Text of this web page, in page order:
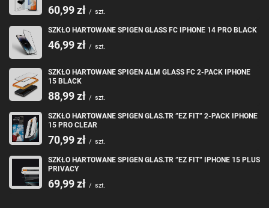
60,99 zł / szt.
SZKŁO HARTOWANE SPIGEN GLASS FC IPHONE 14 PRO BLACK
46,99 zł / szt.
SZKŁO HARTOWANE SPIGEN ALM GLASS FC 2-PACK IPHONE
15 BLACK
88,99 zł / szt.
SZKŁO HARTOWANE SPIGEN GLAS.TR ”EZ FIT” 2-PACK IPHONE
15 PRO CLEAR
70,99 zł / szt.
SZKŁO HARTOWANE SPIGEN GLAS.TR ”EZ FIT” IPHONE 15 PLUS
PRIVACY
69,99 zł / szt.